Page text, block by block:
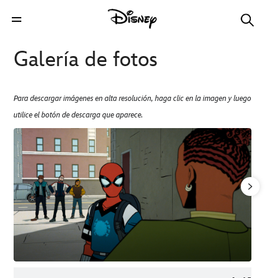
Galería de fotos
Para descargar imágenes en alta resolución, haga clic en la imagen y luego
utilice el botón de descarga que aparece.